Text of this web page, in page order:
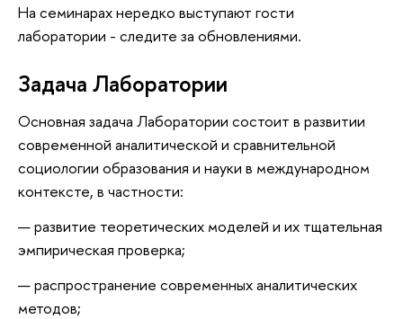
На семинарах нередко выступают гости
лаборатории - следите за обновлениями.
Задача Лаборатории
Основная задача Лаборатории состоит в развитии
современной аналитической и сравнительной
социологии образования и науки в международном
контексте, в частности:
развитие теоретических моделей и их тщательная
эмпирическая проверка;
распространение современных аналитических
методов;